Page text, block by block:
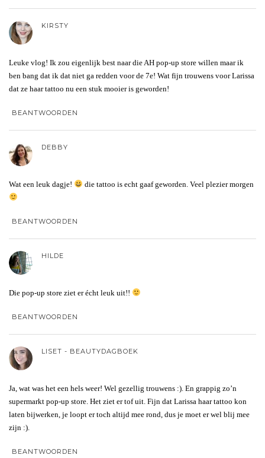
KIRSTY
Leuke vlog! Ik zou eigenlijk best naar die AH pop-up store willen maar ik
ben bang dat ik dat niet ga redden voor de 7e! Wat fijn trouwens voor Larissa
dat ze haar tattoo nu een stuk mooier is geworden!
BEANTWOORDEN
DEBBY
Wat een leuk dagje! die tattoo is echt gaaf geworden. Veel plezier morgen
BEANTWOORDEN
HILDE
Die pop-up store ziet er écht leuk uit!!
BEANTWOORDEN
LISET - BEAUTYDAGBOEK
Ja, wat was het een hels weer! Wel gezellig trouwens :). En grappig zo’n
supermarkt pop-up store. Het ziet er tof uit. Fijn dat Larissa haar tattoo kon
laten bijwerken, je loopt er toch altijd mee rond, dus je moet er wel blij mee
zijn :).
BEANTWOORDEN